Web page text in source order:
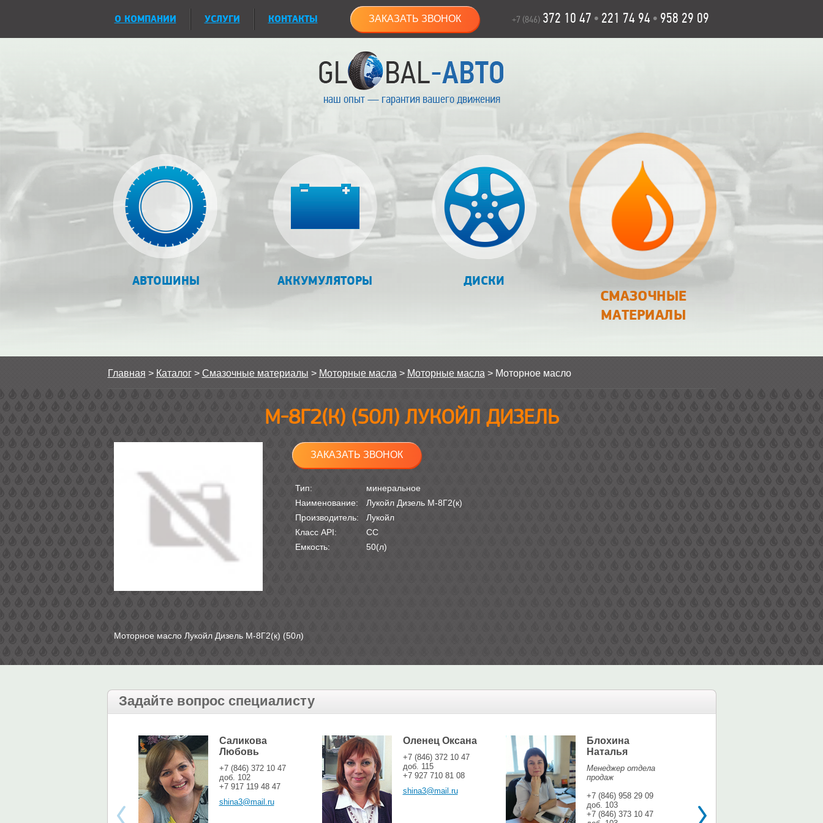
О КОМПАНИИ УСЛУГИ КОНТАКТЫ ЗАКАЗАТЬ ЗВОНОК +7 (846) 372 10 47 • 221 74 94 • 958 29 09
наш опыт — гарантия вашего движения
АВТОШИНЫ АККУМУЛЯТОРЫ ДИСКИ
СМАЗОЧНЫЕ
МАТЕРИАЛЫ
Главная > Каталог> Смазочные материалы > Моторные масла > Моторные масла > Моторное масло
М-8Г2(К) (50Л) ЛУКОЙЛ ДИЗЕЛЬ
ЗАКАЗАТЬ ЗВОНОК
Тип:
минеральное
Наименование:
Лукойл Дизель М-8Г2(к)
Производитель:
Лукойл
Класс API:
CС
Емкость:
50(л)
Моторное масло Лукойл Дизель М-8Г2(к) (50л)
Задайте вопрос специалисту
Саликова
Любовь
+7 (846) 372 10 47
доб. 102
+7 917 119 48 47
shina3@mail.ru
Оленец Оксана
+7 (846) 372 10 47
доб. 115
+7 927 710 81 08
shina3@mail.ru
Блохина
Наталья
Менеджер отдела
продаж
+7 (846) 958 29 09
доб. 103
+7 (846) 373 10 47